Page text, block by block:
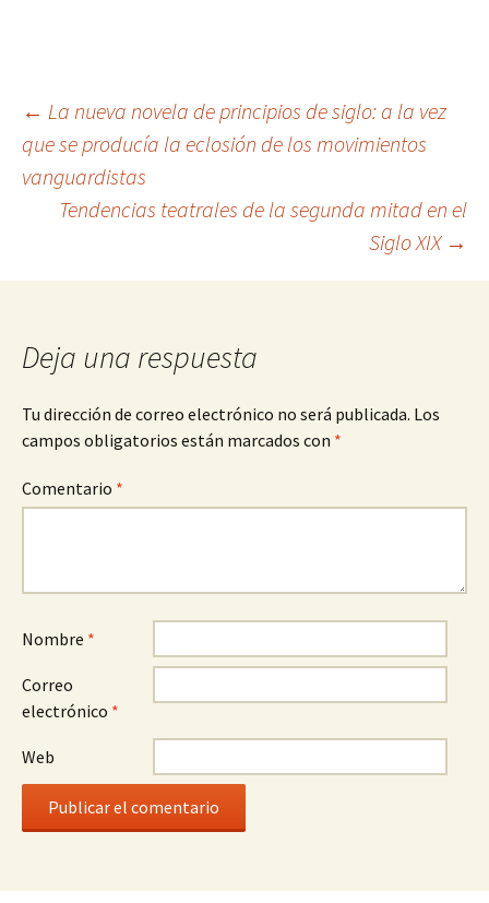
Navegación
de
entradas
← La nueva novela de principios de siglo: a la vez
que se producía la eclosión de los movimientos
vanguardistas
Tendencias teatrales de la segunda mitad en el
Siglo XIX →
Deja una respuesta
Tu dirección de correo electrónico no será publicada. Los
campos obligatorios están marcados con *
Comentario *
Nombre *
Correo
electrónico *
Web